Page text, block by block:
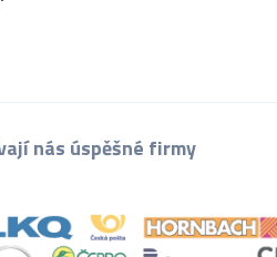
nás úspěšné firmy